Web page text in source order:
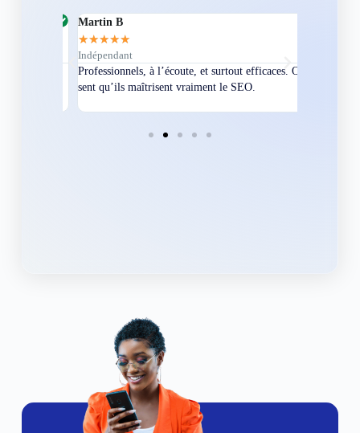
Martin B
★★★★
Indépendant
Professionnels, à l’écoute, et surtout efficaces. On
sent qu’ils maîtrisent vraiment le SEO.